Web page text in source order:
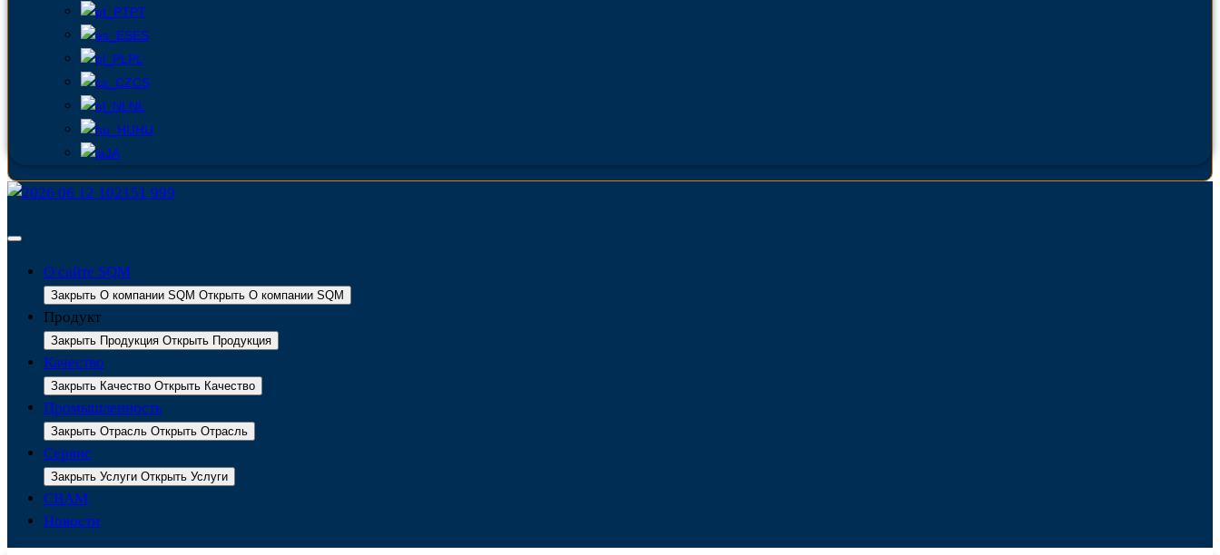
PT
ES
PL
CS
NL
HU
JA
О сайте SQM
Закрыть О компании SQM Открыть О компании SQM
Продукт
Закрыть Продукция Открыть Продукция
Качество
Закрыть Качество Открыть Качество
Промышленность
Закрыть Отрасль Открыть Отрасль
Сервис
Закрыть Услуги Открыть Услуги
CBAM
Новости